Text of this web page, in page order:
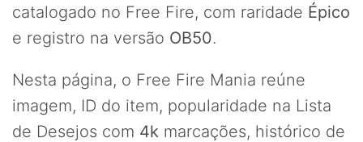
catalogado no Free Fire, com raridade Épico
e registro na versão OB50.
Nesta página, o Free Fire Mania reúne
imagem, ID do item, popularidade na Lista
de Desejos com 4k marcações, histórico de